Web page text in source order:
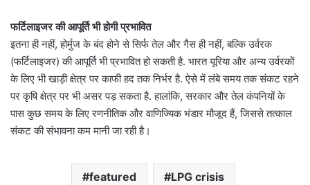
फर्टिलाइजर की आपूर्ति भी होगी प्रभावित
इतना ही नहीं, होर्मुज के बंद होने से सिर्फ तेल और गैस ही नहीं, बल्कि उर्वरक
(फर्टिलाइजर) की आपूर्ति भी प्रभावित हो सकती है. भारत यूरिया और अन्य उर्वरकों
के लिए भी खाड़ी क्षेत्र पर काफी हद तक निर्भर है. ऐसे में लंबे समय तक संकट रहने
पर कृषि क्षेत्र पर भी असर पड़ सकता है. हालांकि, सरकार और तेल कंपनियों के
पास कुछ समय के लिए रणनीतिक और वाणिज्यिक भंडार मौजूद हैं, जिससे तत्काल
संकट की संभावना कम मानी जा रही है।
featured LPG crisis